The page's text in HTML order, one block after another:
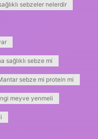
sebzeler nelerdir
sağlıklı sebze mi
sebze mi protein mi
meyve yenmeli